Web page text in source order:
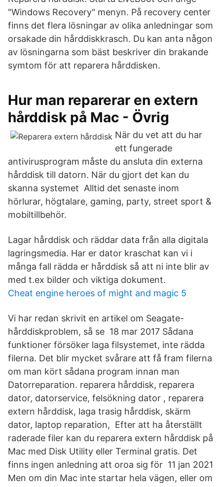
"Windows Recovery" menyn. På recovery center
finns det flera lösningar av olika anledningar som
orsakade din hårddiskkrasch. Du kan anta någon
av lösningarna som bäst beskriver din brakande
symtom för att reparera hårddisken.
Hur man reparerar en extern
hårddisk på Mac - Övrig
När du vet att du har
ett fungerade
antivirusprogram måste du ansluta din externa
hårddisk till datorn. När du gjort det kan du
skanna systemet Alltid det senaste inom
hörlurar, högtalare, gaming, party, street sport &
mobiltillbehör.
Lagar hårddisk och räddar data från alla digitala
lagringsmedia. Har er dator kraschat kan vi i
många fall rädda er hårddisk så att ni inte blir av
med t.ex bilder och viktiga dokument.
Cheat engine heroes of might and magic 5
Vi har redan skrivit en artikel om Seagate-
hårddiskproblem, så se 18 mar 2017 Sådana
funktioner försöker laga filsystemet, inte rädda
filerna. Det blir mycket svårare att få fram filerna
om man kört sådana program innan man
Datorreparation. reparera hårddisk, reparera
dator, datorservice, felsökning dator , reparera
extern hårddisk, laga trasig hårddisk, skärm
dator, laptop reparation, Efter att ha återställt
raderade filer kan du reparera extern hårddisk på
Mac med Disk Utility eller Terminal gratis. Det
finns ingen anledning att oroa sig för 11 jan 2021
Men om din Mac inte startar hela vägen, eller om